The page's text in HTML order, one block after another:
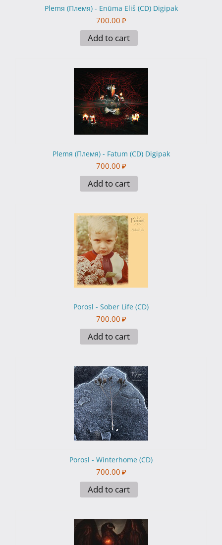
Plemя (Племя) - Enūma Eliš (CD) Digipak
700.00 ₽
Add to cart
Plemя (Племя) - Fatum (CD) Digipak
700.00 ₽
Add to cart
Porosl - Sober Life (CD)
700.00 ₽
Add to cart
Porosl - Winterhome (CD)
700.00 ₽
Add to cart